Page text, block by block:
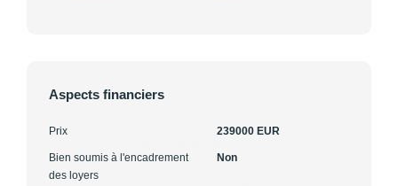
Aspects financiers
Prix 239000 EUR
Bien soumis à l'encadrement
des loyers
Non